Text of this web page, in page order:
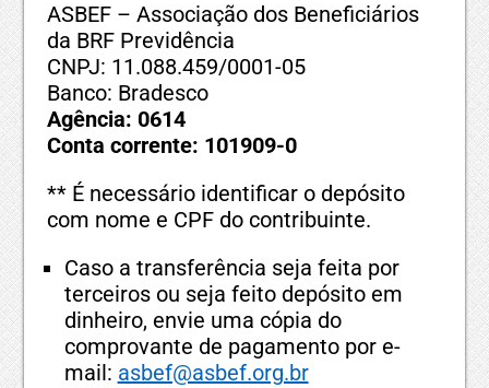
ASBEF – Associação dos Beneficiários
da BRF Previdência
CNPJ: 11.088.459/0001-05
Banco: Bradesco
Agência: 0614
Conta corrente: 101909-0
** É necessário identificar o depósito
com nome e CPF do contribuinte.
Caso a transferência seja feita por
terceiros ou seja feito depósito em
dinheiro, envie uma cópia do
comprovante de pagamento por e-
mail: asbef@asbef.org.br